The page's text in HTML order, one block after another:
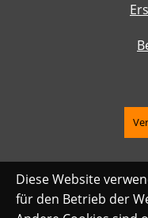
Diese Website
für den Betrieb der